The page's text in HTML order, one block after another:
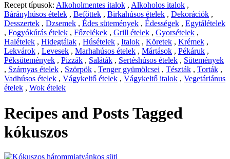
Recept típusok: Alkoholmentes italok , Alkoholos italok ,
Bárányhúsos ételek , Befőttek , Birkahúsos ételek , Dekorációk ,
Desszertek , Dzsemek , Édes sütemények , Édességek , Egytálételek
, Fogyókúrás ételek , Főzelékek , Grill ételek , Gyorsételek ,
Halételek , Hidegtálak , Húsételek , Italok , Köretek , Krémek ,
Lekvárok , Levesek , Marhahúsos ételek , Mártások , Pékáruk ,
Péksütemények , Pizzák , Saláták , Sertéshúsos ételek , Sütemények
, Szárnyas ételek , Szörpök , Tenger gyümölcsei , Tészták , Torták ,
Vadhúsos ételek , Vágykeltő ételek , Vágykeltő italok , Vegetáriánus
ételek , Wok ételek
Recipes and Posts Tagged
kókuszos